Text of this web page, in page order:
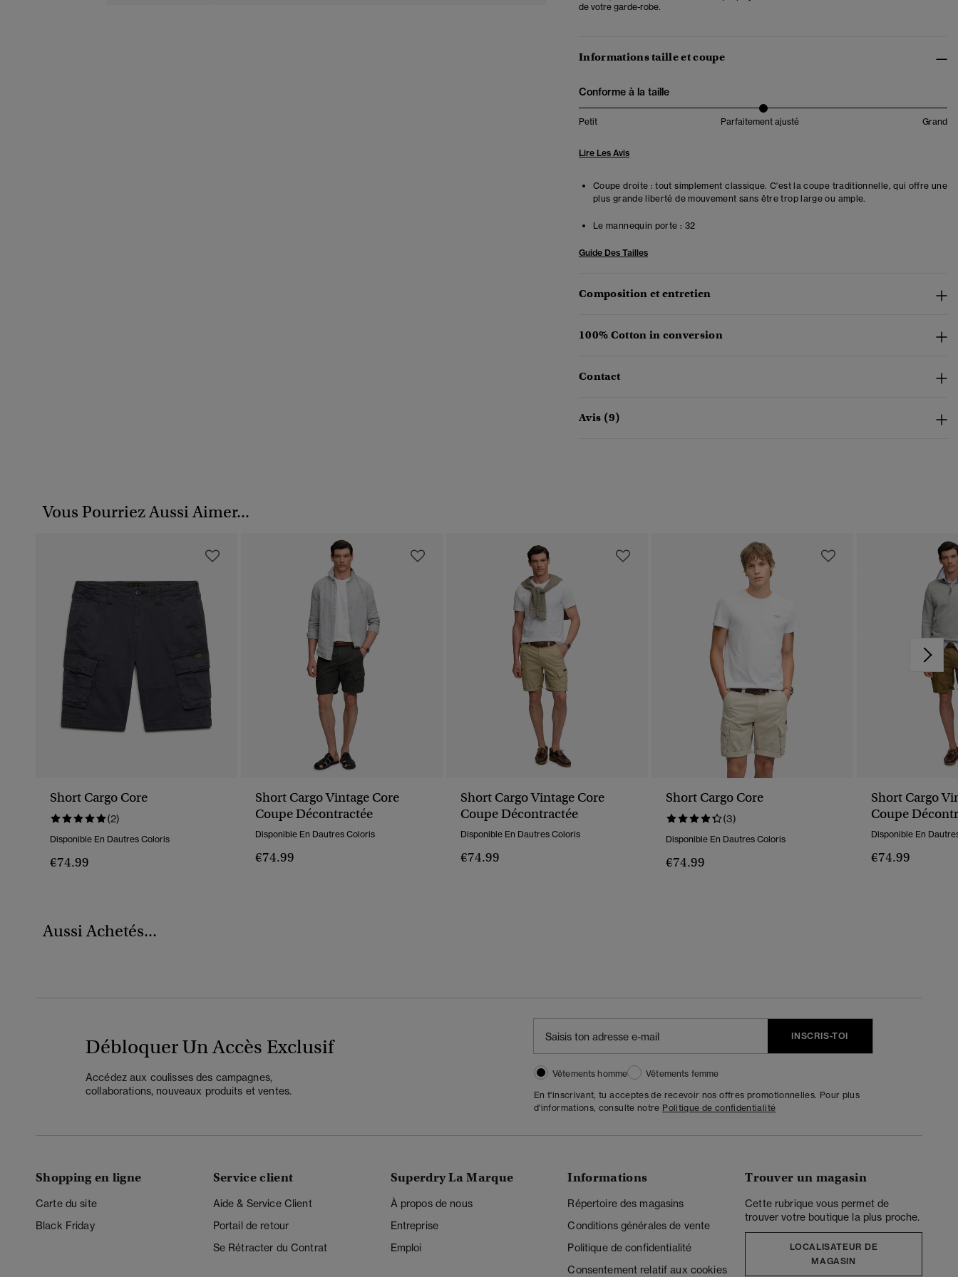
de votre garde-robe.
Informations taille et coupe
Conforme à la taille
Petit Parfaitement ajusté Grand
Lire Les Avis
Coupe droite : tout simplement classique. C'est la coupe traditionnelle, qui offre une
plus grande liberté de mouvement sans être trop large ou ample.
Le mannequin porte : 32
Guide Des Tailles
Composition et entretien
100% Cotton in conversion
Contact
Avis (9)
Vous Pourriez Aussi Aimer...
Short Cargo Core
(2)
Disponible En Dautres Coloris
€74.99
Short Cargo Vintage Core
Coupe Décontractée
Disponible En Dautres Coloris
€74.99
Short Cargo Vintage Core
Coupe Décontractée
Disponible En Dautres Coloris
€74.99
Short Cargo Core
(3)
Disponible En Dautres Coloris
€74.99
Short Cargo
Coupe
Disponible En
€74.99
Aussi Achetés...
Débloquer Un Accès Exclusif
Accédez aux coulisses des campagnes,
collaborations, nouveaux produits et ventes.
INSCRIS-TOI
Vêtements homme
Vêtements femme
En t'inscrivant, tu acceptes de recevoir nos offres promotionnelles. Pour plus
d'informations, consulte notre Politique de confidentialité
Shopping en ligne
Carte du site
Black Friday
Service client
Aide & Service Client
Portail de retour
Se Rétracter du Contrat
Superdry La Marque
À propos de nous
Entreprise
Emploi
Informations
Répertoire des magasins
Conditions générales de vente
Politique de confidentialité
Consentement relatif aux cookies
Trouver un magasin
Cette rubrique vous permet de
trouver votre boutique la plus proche.
LOCALISATEUR DE
MAGASIN